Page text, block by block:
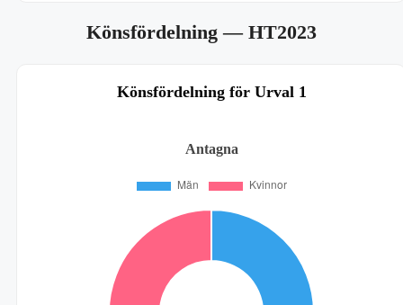
Könsfördelning— HT2023
Könsfördelning för Urval 1
Antagna